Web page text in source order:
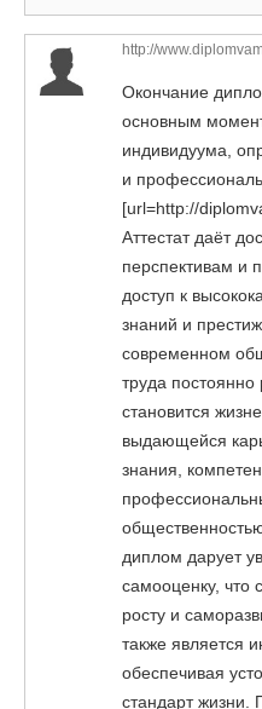
http://
Окончание
основным
индивидуума,
и
[url=http://
Аттестат даёт
перспективам и
доступ к
знаний и
современном
труда
становится
выдающейся
знания,
диплом дарует
самооценку, что
росту и
также является
обеспечивая
стандарт жизни.